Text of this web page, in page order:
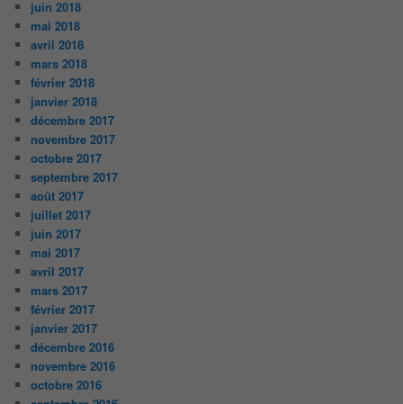
juin 2018
mai 2018
avril 2018
mars 2018
février 2018
janvier 2018
décembre 2017
novembre 2017
octobre 2017
septembre 2017
août 2017
juillet 2017
juin 2017
mai 2017
avril 2017
mars 2017
février 2017
janvier 2017
décembre 2016
novembre 2016
octobre 2016